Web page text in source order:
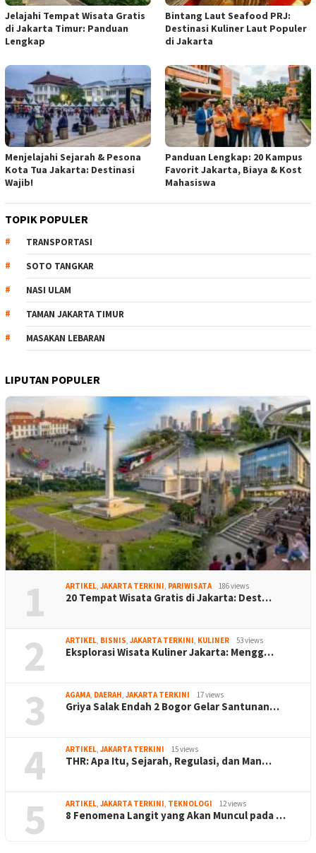
Jelajahi Tempat Wisata Gratis
di Jakarta Timur: Panduan
Lengkap
Bintang Laut Seafood PRJ:
Destinasi Kuliner Laut Populer
di Jakarta
Menjelajahi Sejarah & Pesona
Kota Tua Jakarta: Destinasi
Wajib!
Panduan Lengkap: 20 Kampus
Favorit Jakarta, Biaya & Kost
Mahasiswa
TOPIK POPULER
TRANSPORTASI
SOTO TANGKAR
NASI ULAM
TAMAN JAKARTA TIMUR
MASAKAN LEBARAN
LIPUTAN POPULER
1 ARTIKEL JAKARTA TERKINI PARIWISATA 186 views
20 Tempat Wisata Gratis di Jakarta: Dest…
2 ARTIKEL BISNIS JAKARTA TERKINI KULINER 53 views
Eksplorasi Wisata Kuliner Jakarta: Mengg…
3 AGAMA DAERAH JAKARTA TERKINI 17 views
Griya Salak Endah 2 Bogor Gelar Santunan…
4 ARTIKEL JAKARTA TERKINI 15 views
THR: Apa Itu, Sejarah, Regulasi, dan Man…
5 ARTIKEL JAKARTA TERKINI TEKNOLOGI 12 views
8 Fenomena Langit yang Akan Muncul pada …